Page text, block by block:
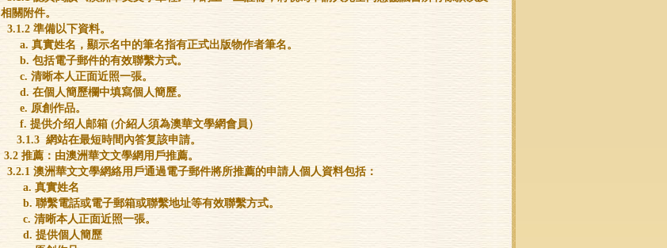
相關附件。
3.1.2 準備以下資料。
a. 真實姓名，顯示名中的筆名指有正式出版物作者筆名。
b. 包括電子郵件的有效聯繫方式。
c. 清晰本人正面近照一張。
d. 在個人簡歷欄中填寫個人簡歷。
e. 原創作品。
f. 提供介绍人邮箱 (介紹人須為澳華文學網會員）
3.1.3 網站在最短時間內答复該申請。
3.2 推薦：由澳洲華文文學網用戶推薦。
3.2.1 澳洲華文文學網絡用戶通過電子郵件將所推薦的申請人個人資料包括：
a. 真實姓名
b. 聯繫電話或電子郵箱或聯繫地址等有效聯繫方式。
c. 清晰本人正面近照一張。
d. 提供個人簡歷